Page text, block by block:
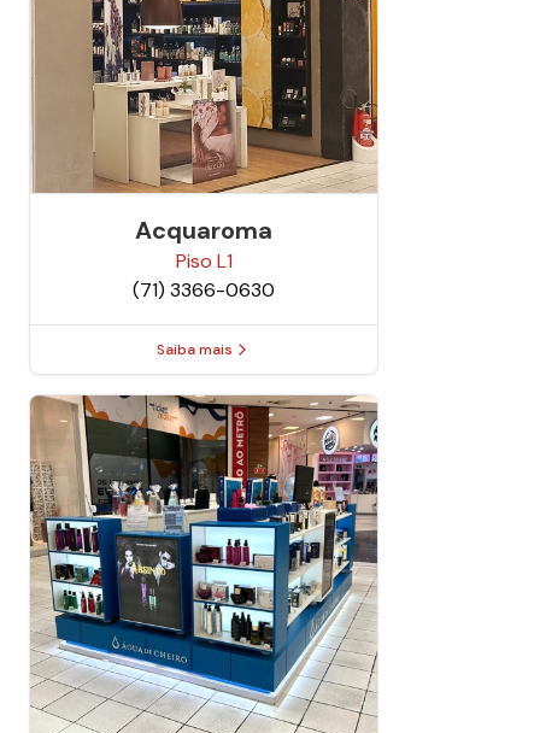
Acquaroma
Piso L1
(71) 3366-0630
Saiba mais